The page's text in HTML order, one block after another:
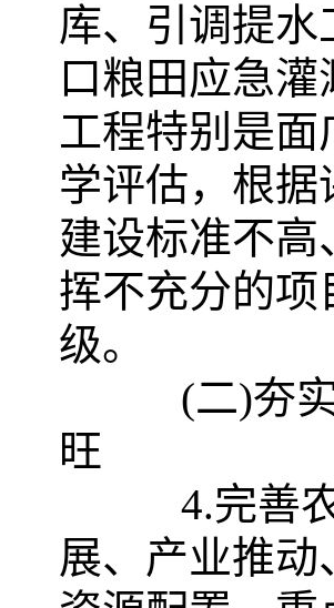
库、引调提
口粮田应急
工程特别是
学评估，根
建设标准不
挥不充分的
级。
(二)夯实
旺
4.完善农
展、产业推